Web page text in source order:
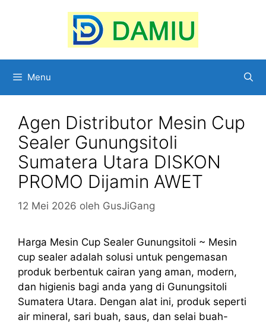
Menu
Agen Distributor Mesin Cup
Sealer Gunungsitoli
Sumatera Utara DISKON
PROMO Dijamin AWET
12 Mei 2026 oleh GusJiGang
Harga Mesin Cup Sealer Gunungsitoli ~ Mesin
cup sealer adalah solusi untuk pengemasan
produk berbentuk cairan yang aman, modern,
dan higienis bagi anda yang di Gunungsitoli
Sumatera Utara. Dengan alat ini, produk seperti
air mineral, sari buah, saus, dan selai buah-